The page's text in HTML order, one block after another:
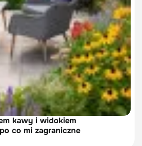
kawy i widokiem
co mi zagraniczne